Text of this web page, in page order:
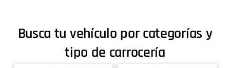
Busca tu vehículo por categorías y
tipo de carrocería